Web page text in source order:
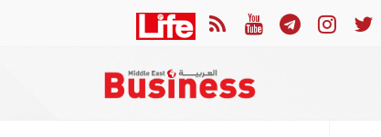
فتح مضيق هرمز مرهونة بقبول واشنطن الكامل لشروط طهران